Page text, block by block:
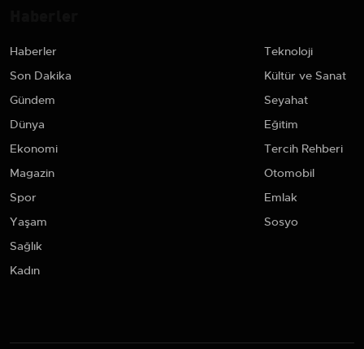
Haberler
Son Dakika
Gündem
Dünya
Ekonomi
Magazin
Spor
Yaşam
Sağlık
Kadın
Teknoloji
Kültür ve Sanat
Seyahat
Eğitim
Tercih Rehberi
Otomobil
Emlak
Sosyo